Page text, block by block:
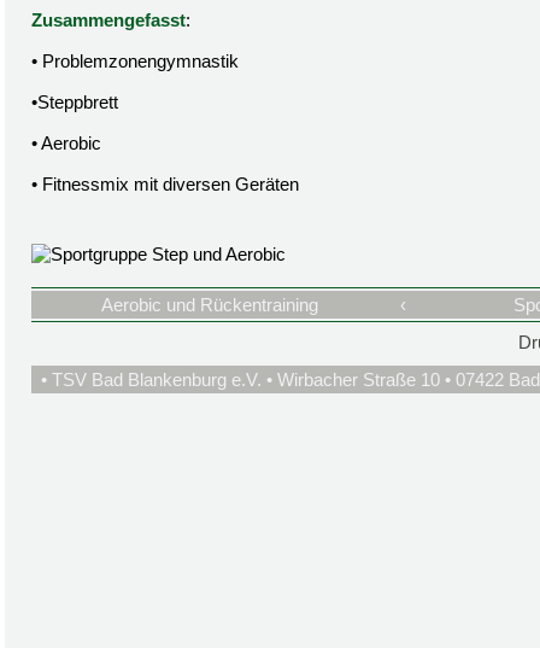
Zusammengefasst:
• Problemzonengymnastik
•Steppbrett
• Aerobic
• Fitnessmix mit diversen Geräten
Aerobic und Rückentraining ‹
• TSV Bad Blankenburg e.V. • Wirbacher Straße 10 • 07422